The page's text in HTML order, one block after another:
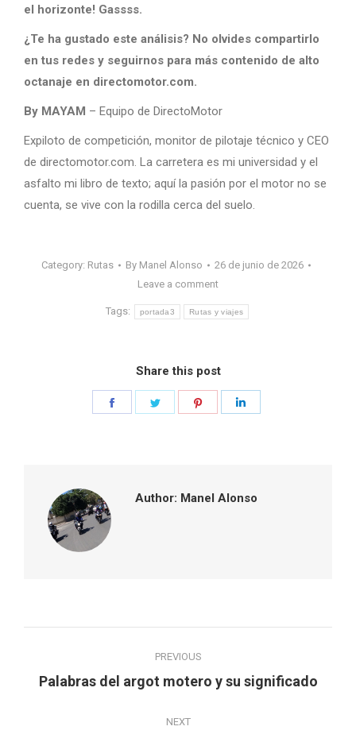
el horizonte! Gassss.
¿Te ha gustado este análisis? No olvides compartirlo
en tus redes y seguirnos para más contenido de alto
octanaje en directomotor.com.
By MAYAM – Equipo de DirectoMotor
Expiloto de competición, monitor de pilotaje técnico y CEO
de directomotor.com. La carretera es mi universidad y el
asfalto mi libro de texto; aquí la pasión por el motor no se
cuenta, se vive con la rodilla cerca del suelo.
Category: Rutas By Manel Alonso
26 de junio de 2026
Leave a comment
Tags: portada3 Rutas y viajes
Share this post
Author: Manel Alonso
navigation
PREVIOUS
Previous
Palabras del argot motero y su significado
NEXT